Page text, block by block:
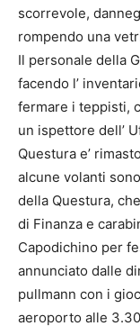
scorrevole,
rompendo una
Il personale della
facendo l’
fermare i teppisti,
un ispettore dell’
Questura e’
alcune volanti
della Questura,
di Finanza e
Capodichino per
annunciato dalle
pullmann con i
aeroporto alle